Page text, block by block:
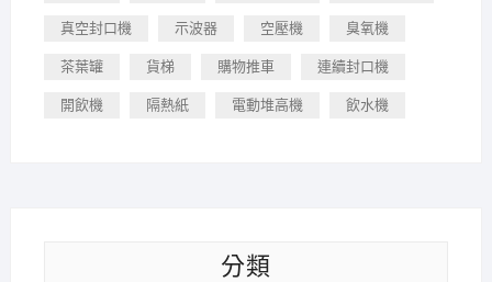
真空封口機 示波器 空壓機 臭氧機
茶葉罐 貨梯 購物推車 連續封口機
開飲機 隔熱紙 電動堆高機 飲水機
分類